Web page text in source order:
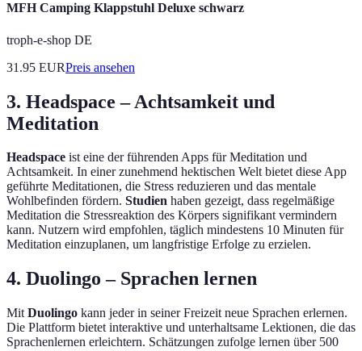
MFH Camping Klappstuhl Deluxe schwarz
troph-e-shop DE
31.95 EURPreis ansehen
3. Headspace – Achtsamkeit und
Meditation
Headspace ist eine der führenden Apps für Meditation und
Achtsamkeit. In einer zunehmend hektischen Welt bietet diese App
geführte Meditationen, die Stress reduzieren und das mentale
Wohlbefinden fördern. Studien haben gezeigt, dass regelmäßige
Meditation die Stressreaktion des Körpers signifikant vermindern
kann. Nutzern wird empfohlen, täglich mindestens 10 Minuten für
Meditation einzuplanen, um langfristige Erfolge zu erzielen.
4. Duolingo – Sprachen lernen
Mit Duolingo kann jeder in seiner Freizeit neue Sprachen erlernen.
Die Plattform bietet interaktive und unterhaltsame Lektionen, die das
Sprachenlernen erleichtern. Schätzungen zufolge lernen über 500